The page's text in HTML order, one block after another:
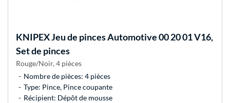
KNIPEXJeu de pinces Automotive 00 20 01 V16,
Set de pinces
Rouge/Noir, 4 pièces
Nombre de pièces: 4 pièces
Type: Pince, Pince coupante
Récipient: Dépôt de mousse